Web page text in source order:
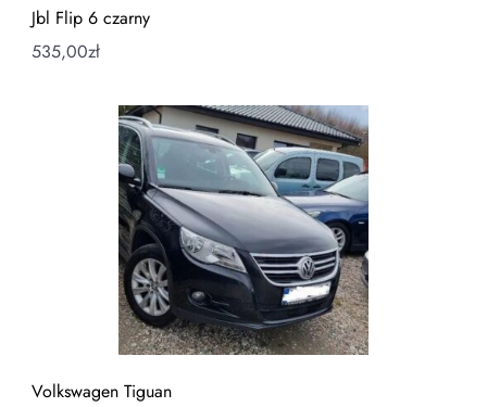
Jbl Flip 6 czarny
535,00zł
Volkswagen Tiguan